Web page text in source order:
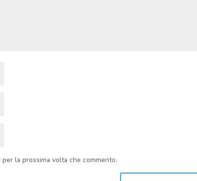
la prossima volta che commento.